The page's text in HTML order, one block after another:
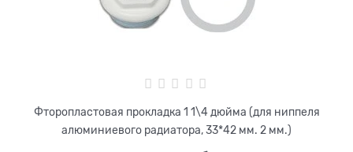
Фторопластовая прокладка 1 1\4 дюйма (для ниппеля
алюминиевого радиатора, 33*42 мм. 2 мм.)